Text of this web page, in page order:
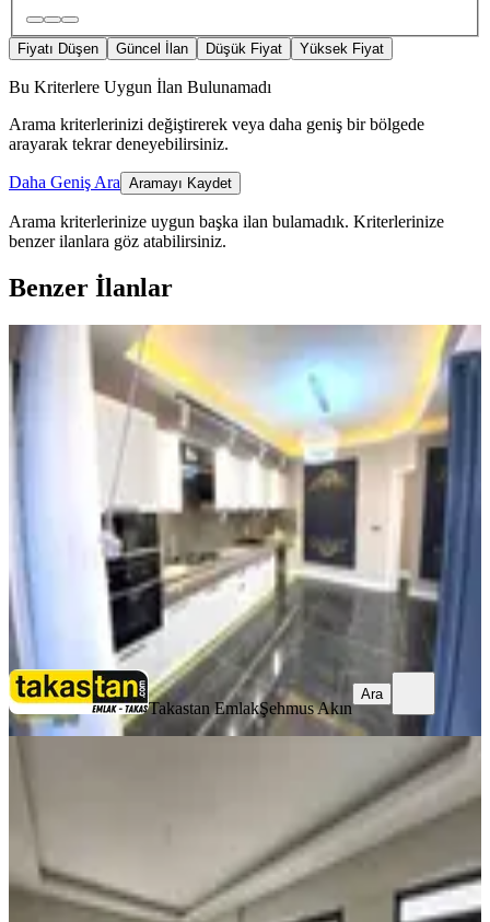
Fiyatı Düşen Güncel İlan Düşük Fiyat Yüksek Fiyat
Bu Kriterlere Uygun İlan Bulunamadı
Arama kriterlerinizi değiştirerek veya daha geniş bir bölgede
arayarak tekrar deneyebilirsiniz.
Daha Geniş Ara Aramayı Kaydet
Arama kriterlerinize uygun başka ilan bulamadık. Kriterlerinize
benzer ilanlara göz atabilirsiniz.
Benzer İlanlar
YENİ
Göktürk Mah Oturuma Hazır Kiralık
Lüx Daire
Şehitkamil, Göktürk Mahallesi
·180 m²·5. Kat·08.08.2026
35.000 ₺
Takastan EmlakŞehmus Akın
Ara
Takastan EmlakŞehmus Akın
Ara
Z Group'dan Tramvay Yanı Kiralık
Şahinbey, Fidanlık Mahallesi
·1. Kat · 08.08.2026
27.500 ₺